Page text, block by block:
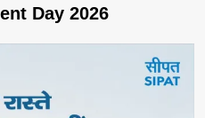
Day 2026